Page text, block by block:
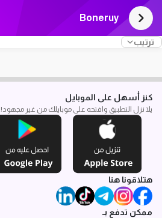
Boneruy
ترتيب
كنز أسهل على الموبايل
يلا نزل التطبيق وافتحه على موبايلك من غير مجهود!
هتلاقونا هنا
ممكن تدفع بـ